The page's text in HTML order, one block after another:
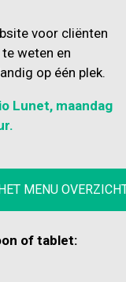
voor cliënten
weten en
op één plek.
Lunet, maandag
MENU
of tablet: